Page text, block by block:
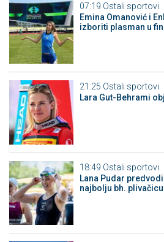
07:19 Ostali sportovi
Emina Omanović i
izboriti plasman u
21:25 Ostali sportovi
Lara Gut-Behrami
18:49 Ostali sportovi
Lana Pudar
najbolju bh. plivačicu